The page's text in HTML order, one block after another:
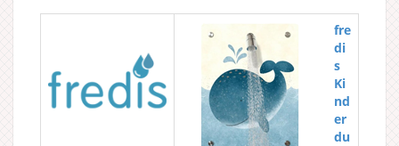
fre
di
s
Ki
nd
er
du